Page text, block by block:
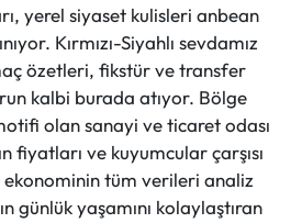
yerel siyaset kulisleri anbean
Kırmızı-Siyahlı sevdamız
özetleri, fikstür ve transfer
kalbi burada atıyor. Bölge
olan sanayi ve ticaret odası
fiyatları ve kuyumcular çarşısı
ekonominin tüm verileri analiz
günlük yaşamını kolaylaştıran